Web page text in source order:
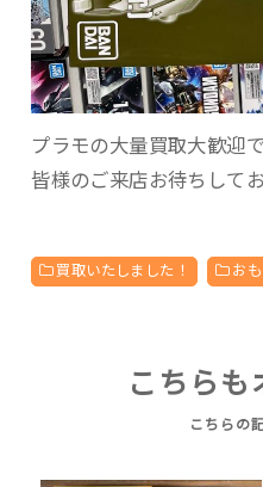
プラモの大量買取大歓迎
皆様のご来店お待ちして
買取いたしました！ お
こちらも